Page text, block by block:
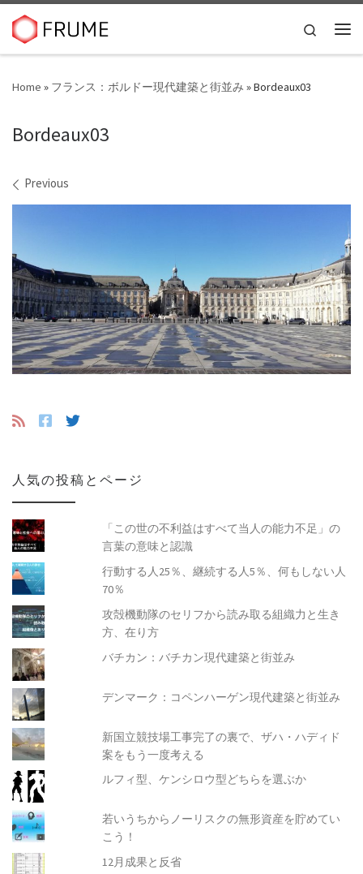
Skip to content
Search
Home » フランス：ボルドー現代建築と街並み »Bordeaux03
Bordeaux03
Images navigation
Previous
人気の投稿とページ
「この世の不利益はすべて当人の能力不足」の
言葉の意味と認識
行動する人25％、継続する人5％、何もしない人
70％
攻殻機動隊のセリフから読み取る組織力と生き
方、在り方
バチカン：バチカン現代建築と街並み
デンマーク：コペンハーゲン現代建築と街並み
新国立競技場工事完了の裏で、ザハ・ハディド
案をもう一度考える
ルフィ型、ケンシロウ型どちらを選ぶか
若いうちからノーリスクの無形資産を貯めてい
こう！
12月成果と反省